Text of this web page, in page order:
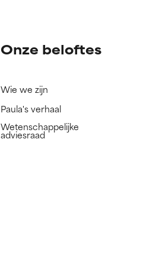
Onze beloftes
Wie we zijn
Paula's verhaal
Wetenschappelijke
adviesraad